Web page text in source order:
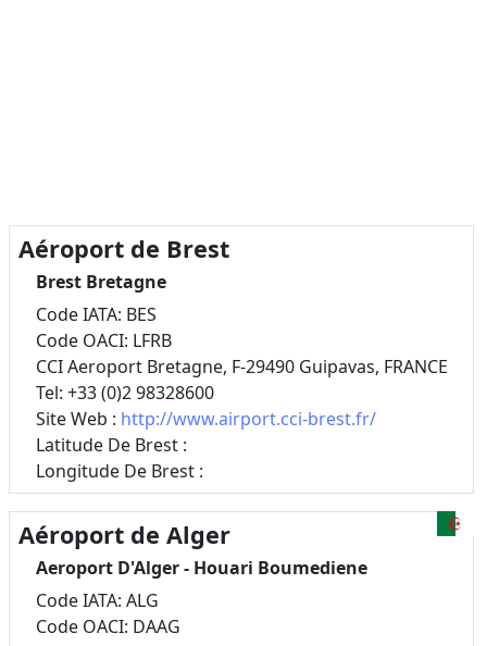
Aéroport de Brest
Brest Bretagne
Code IATA: BES
Code OACI: LFRB
CCI Aeroport Bretagne, F-29490 Guipavas, FRANCE
Tel: +33 (0)2 98328600
Site Web : http://www.airport.cci-brest.fr/
Latitude De Brest :
Longitude De Brest :
Aéroport de Alger
Aeroport D'Alger - Houari Boumediene
Code IATA: ALG
Code OACI: DAAG